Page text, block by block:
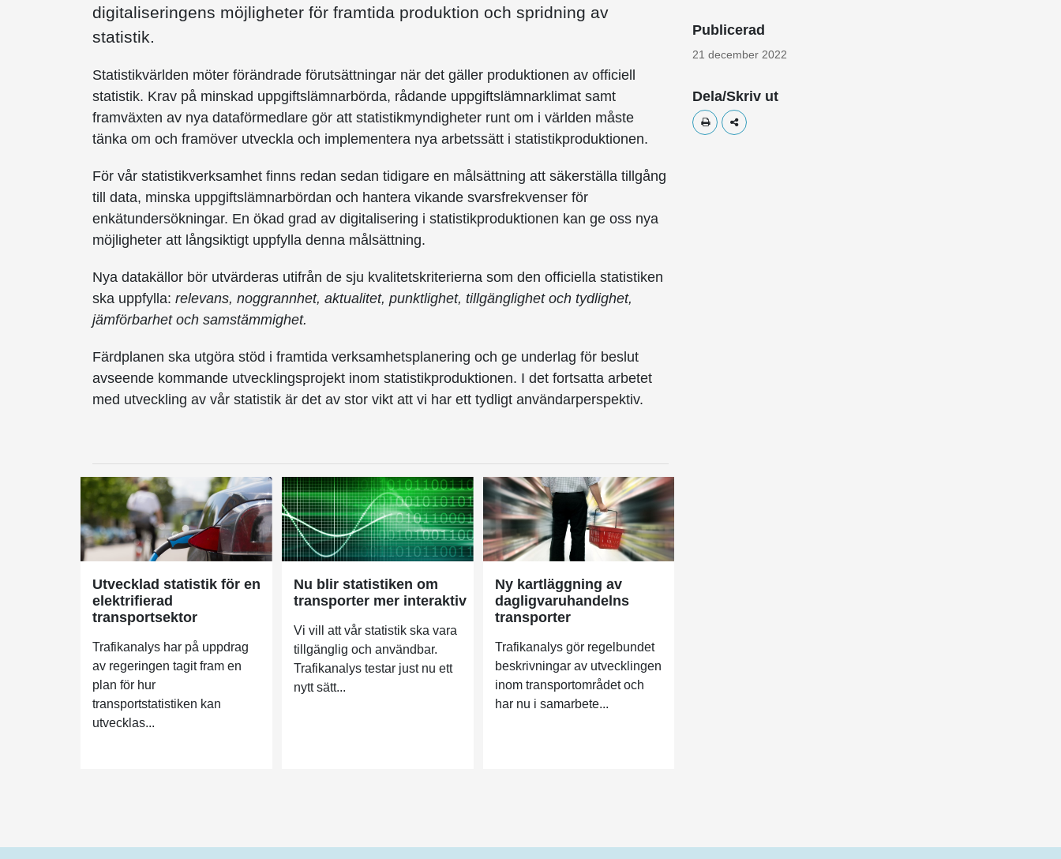
digitaliseringens möjligheter för framtida produktion och spridning av
statistik.
Statistikvärlden möter förändrade förutsättningar när det gäller produktionen av officiell
statistik. Krav på minskad uppgiftslämnarbörda, rådande uppgiftslämnarklimat samt
framväxten av nya dataförmedlare gör att statistikmyndigheter runt om i världen måste
tänka om och framöver utveckla och implementera nya arbetssätt i statistikproduktionen.
För vår statistikverksamhet finns redan sedan tidigare en målsättning att säkerställa tillgång
till data, minska uppgiftslämnarbördan och hantera vikande svarsfrekvenser för
enkätundersökningar. En ökad grad av digitalisering i statistikproduktionen kan ge oss nya
möjligheter att långsiktigt uppfylla denna målsättning.
Nya datakällor bör utvärderas utifrån de sju kvalitetskriterierna som den officiella statistiken
ska uppfylla: relevans, noggrannhet, aktualitet, punktlighet, tillgänglighet och tydlighet,
jämförbarhet och samstämmighet.
Färdplanen ska utgöra stöd i framtida verksamhetsplanering och ge underlag för beslut
avseende kommande utvecklingsprojekt inom statistikproduktionen. I det fortsatta arbetet
med utveckling av vår statistik är det av stor vikt att vi har ett tydligt användarperspektiv.
Utvecklad statistik för en
elektrifierad
transportsektor
Trafikanalys har på uppdrag
av regeringen tagit fram en
plan för hur
transportstatistiken kan
utvecklas...
Nu blir statistiken om
transporter mer interaktiv
Vi vill att vår statistik ska vara
tillgänglig och användbar.
Trafikanalys testar just nu ett
nytt sätt...
Ny kartläggning av
dagligvaruhandelns
transporter
Trafikanalys gör regelbundet
beskrivningar av utvecklingen
inom transportområdet och
har nu i samarbete...
Publicerad
21 december 2022
Dela/Skriv ut
Skriv utDela